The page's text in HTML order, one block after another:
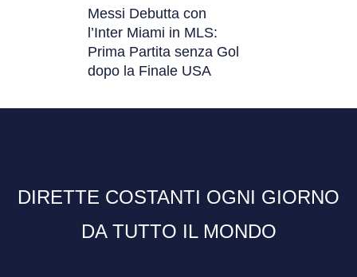
Messi Debutta con
l’Inter Miami in MLS:
Prima Partita senza Gol
dopo la Finale USA
DIRETTE COSTANTI OGNI GIORNO
DA TUTTO IL MONDO